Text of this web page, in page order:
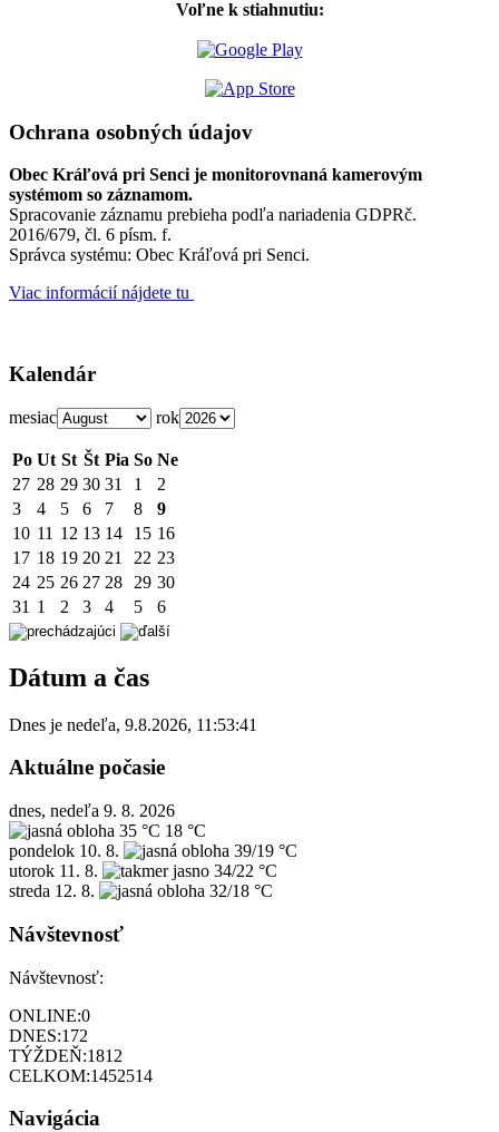
Voľne k stiahnutiu:
Ochrana osobných údajov
Obec Kráľová pri Senci je monitorovnaná kamerovým
systémom so záznamom.
Spracovanie záznamu prebieha podľa nariadenia GDPRč.
2016/679, čl. 6 písm. f.
Správca systému: Obec Kráľová pri Senci.
Viac informácií nájdete tu
Kalendár
mesiac rok
Po Ut St Št Pia So Ne
27 28 29 30 31 1
2
3
4 5 6 7 8
9
10 11 12 13 14 15 16
17 18 19 20 21 22 23
24 25 26 27 28 29 30
31 1 2 3 4 5 6
Dátum a čas
Dnes je nedeľa, 9.8.2026, 11:53:41
Aktuálne počasie
dnes, nedeľa 9. 8. 2026
35 °C 18 °C
pondelok 10. 8.
39/19 °C
utorok 11. 8.
34/22 °C
streda 12. 8. 32/18 °C
Návštevnosť
Návštevnosť:
ONLINE:0
DNES:172
TÝŽDEŇ:1812
CELKOM:1452514
Navigácia